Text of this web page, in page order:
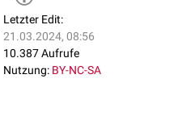
Letzter Edit:
21.03.2024, 08:56
10.387 Aufrufe
Nutzung: BY-NC-SA